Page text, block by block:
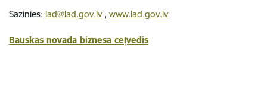
Sazinies: lad@lad.gov.lv , www.lad.gov.lv
Bauskas novada biznesa ceļvedis